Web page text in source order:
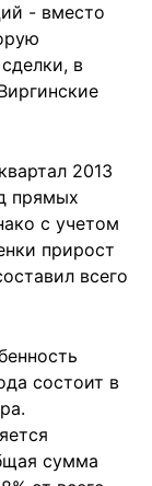
- вместо
в
2013
прямых
с учетом
прирост
всего
состоит в
сумма